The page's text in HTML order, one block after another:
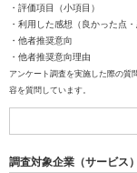
・評価項目（小項目）
・利用した感想（良かった点・
・他者推奨意向
・他者推奨意向理由
アンケート調査を実施した際の質
容を質問しています。
調査対象企業（サービス）